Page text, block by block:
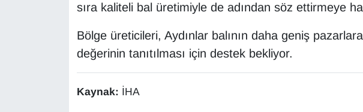
sıra kaliteli bal üretimiyle de adından söz ettirmeye
Bölge üreticileri, Aydınlar balının daha geniş
değerinin tanıtılması için destek bekliyor.
Kaynak: İHA